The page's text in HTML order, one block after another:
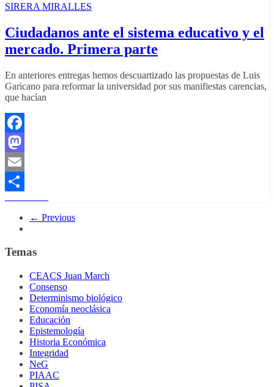
SIRERA MIRALLES
Ciudadanos ante el sistema educativo y el
mercado. Primera parte
En anteriores entregas hemos descuartizado las propuestas de Luis
Garicano para reformar la universidad por sus manifiestas carencias,
que hacían
Facebook
Mastodon
Email
Share
← Previous
Temas
CEACS Juan March
Consenso
Determinismo biológico
Economía neoclásica
Educación
Epistemología
Historia Económica
Integridad
NeG
PIAAC